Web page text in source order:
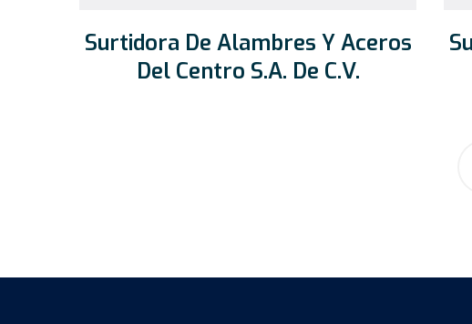
Surtidora De Alambres Y Aceros
Del Centro S.A. De C.V.